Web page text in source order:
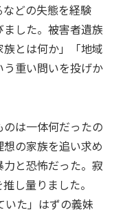
どの失態を経験
した。被害者遺族
とは何か」「地域
重い問いを投げか
は一体何だったの
想の家族を追い求め
と恐怖だった。寂
し量りました。
いた」はずの義妹